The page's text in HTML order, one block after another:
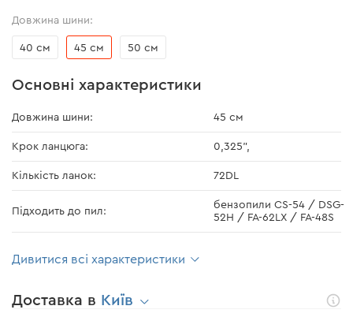
Довжина шини:
40 см 45 см 50 см
Основні характеристики
Довжина шини: 45 см
Крок ланцюга: 0,325",
Кількість ланок: 72DL
Підходить до пил:
бензопили CS-54 / DSG-
52H / FA-62LX / FA-48S
Дивитися всі характеристики
Доставка в Київ